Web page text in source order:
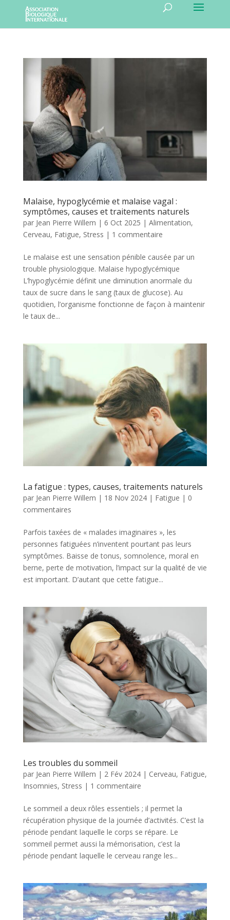
Malaise, hypoglycémie et malaise vagal :
symptômes, causes et traitements naturels
par Jean Pierre Willem | 6 Oct 2025 | Alimentation,
Cerveau, Fatigue, Stress | 1 commentaire
Le malaise est une sensation pénible causée par un
trouble physiologique. Malaise hypoglycémique
L’hypoglycémie définit une diminution anormale du
taux de sucre dans le sang (taux de glucose). Au
quotidien, l’organisme fonctionne de façon à maintenir
le taux de...
La fatigue : types, causes, traitements naturels
par Jean Pierre Willem | 18 Nov 2024| Fatigue | 0
commentaires
Parfois taxées de « malades imaginaires », les
personnes fatiguées n’inventent pourtant pas leurs
symptômes. Baisse de tonus, somnolence, moral en
berne, perte de motivation, l’impact sur la qualité de vie
est important. D’autant que cette fatigue...
Les troubles du sommeil
par Jean Pierre Willem | 2 Fév 2024| Cerveau, Fatigue,
Insomnies, Stress | 1 commentaire
Le sommeil a deux rôles essentiels ; il permet la
récupération physique de la journée d’activités. C’est la
période pendant laquelle le corps se répare. Le
sommeil permet aussi la mémorisation, c’est la
période pendant laquelle le cerveau range les...